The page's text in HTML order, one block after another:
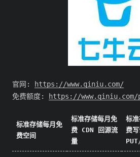
官网:
https://www.qiniu.com/
免费额度:
https://www.qiniu.com/
标准存储每月免
费空间
标准存储每月免
费 CDN 回源流
量
标
费